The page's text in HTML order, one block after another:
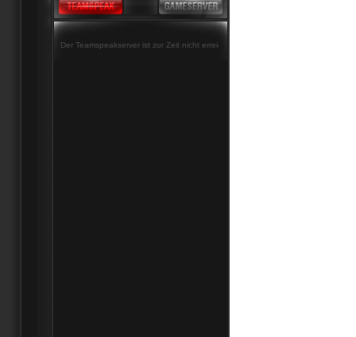
Der Teamspeakserver ist zur Zeit nicht erreichbar!